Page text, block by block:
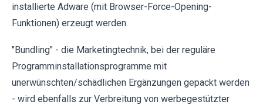
installierte Adware (mit Browser-Force-Opening-
Funktionen) erzeugt werden.
"Bundling" - die Marketingtechnik, bei der reguläre
Programminstallationsprogramme mit
unerwünschten/schädlichen Ergänzungen gepackt werden
- wird ebenfalls zur Verbreitung von werbegestützter